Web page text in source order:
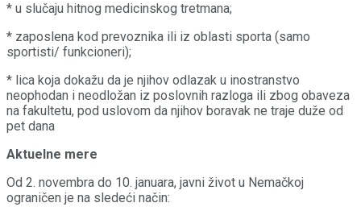
* u slučaju hitnog medicinskog tretmana;
* zaposlena kod prevoznika ili iz oblasti sporta (samo
sportisti/ funkcioneri);
* lica koja dokažu da je njihov odlazak u inostranstvo
neophodan i neodložan iz poslovnih razloga ili zbog obaveza
na fakultetu, pod uslovom da njihov boravak ne traje duže od
pet dana
Aktuelne mere
Od 2. novembra do 10. januara, javni život u Nemačkoj
ograničen je na sledeći način: